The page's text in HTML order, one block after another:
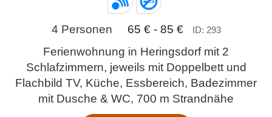
4 Personen 65 € - 85 € ID: 293
Ferienwohnung in Heringsdorf mit 2
Schlafzimmern, jeweils mit Doppelbett und
Flachbild TV, Küche, Essbereich, Badezimmer
mit Dusche & WC, 700 m Strandnähe